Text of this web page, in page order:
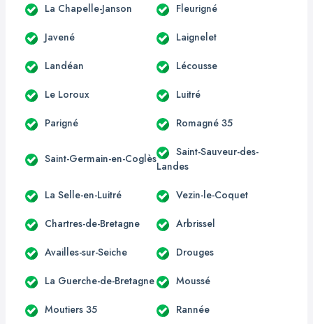
La Chapelle-Janson Fleurigné
Javené Laignelet
Landéan Lécousse
Le Loroux Luitré
Parigné Romagné 35
Saint-Germain-en-Coglès
Saint-Sauveur-des-
Landes
La Selle-en-Luitré Vezin-le-Coquet
Chartres-de-Bretagne Arbrissel
Availles-sur-Seiche Drouges
La Guerche-de-Bretagne Moussé
Moutiers 35 Rannée